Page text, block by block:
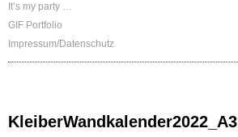
It’s my party …
GIF Portfolio
Impressum/Datenschutz
KleiberWandkalender2022_A3